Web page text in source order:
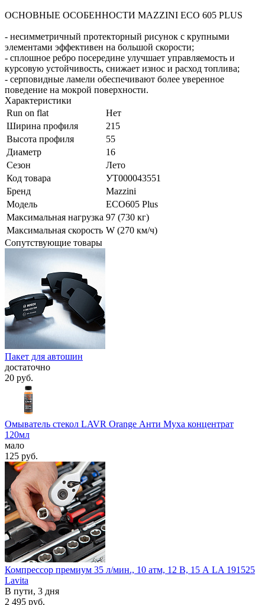
ОСНОВНЫЕ ОСОБЕННОСТИ MAZZINI ECO 605 PLUS
- несимметричный протекторный рисунок с крупными
элементами эффективен на большой скорости;
- сплошное ребро посередине улучшает управляемость и
курсовую устойчивость, снижает износ и расход топлива;
- серповидные ламели обеспечивают более уверенное
поведение на мокрой поверхности.
Характеристики
Run on flat
Нет
Ширина профиля
215
Высота профиля
55
Диаметр
16
Сезон
Лето
Код товара
УТ000043551
Бренд
Mazzini
Модель
ECO605 Plus
Максимальная нагрузка 97 (730 кг)
Максимальная скорость W (270 км/ч)
Сопутствующие товары
Пакет для автошин
достаточно
20 руб.
Омыватель стекол LAVR Orange Анти Муха концентрат
120мл
мало
125 руб.
Компрессор премиум 35 л/мин., 10 атм, 12 В, 15 А LA 191525
Lavita
В пути, 3 дня
2 495 руб.